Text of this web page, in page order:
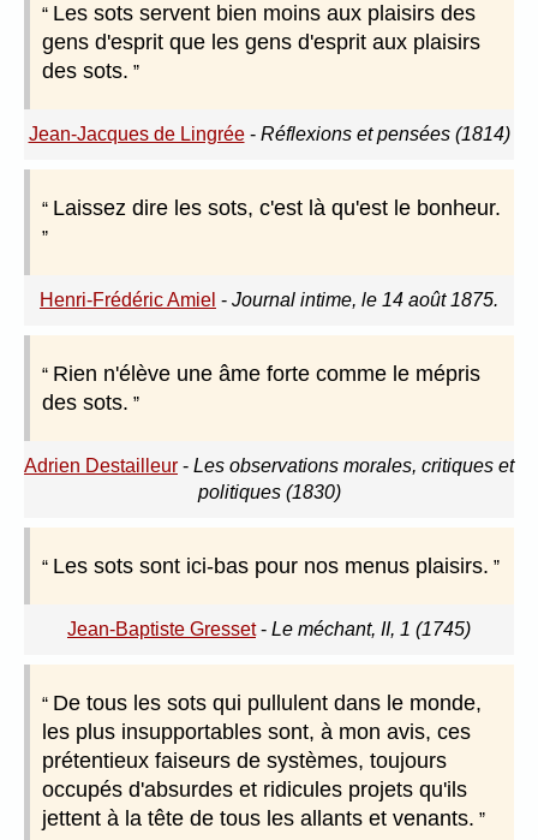
Les sots servent bien moins aux plaisirs des
gens d'esprit que les gens d'esprit aux plaisirs
des sots.
Jean-Jacques de Lingrée- Réflexions et pensées (1814)
Laissez dire les sots, c'est là qu'est le bonheur.
Henri-Frédéric Amiel - Journal intime, le 14 août 1875.
Rien n'élève une âme forte comme le mépris
des sots.
Adrien Destailleur - Les observations morales, critiques et
politiques (1830)
Les sots sont ici-bas pour nos menus plaisirs.
Jean-Baptiste Gresset- Le méchant, II, 1 (1745)
De tous les sots qui pullulent dans le monde,
les plus insupportables sont, à mon avis, ces
prétentieux faiseurs de systèmes, toujours
occupés d'absurdes et ridicules projets qu'ils
jettent à la tête de tous les allants et venants.